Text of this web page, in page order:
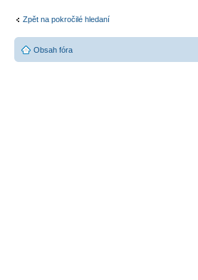
Zpět na pokročilé hledaní
Obsah fóra